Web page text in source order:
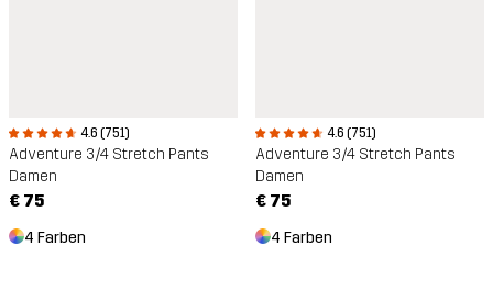
4.6 (751)
Adventure 3/4 Stretch Pants
Damen
€ 75
4 Farben
4.6 (751)
Adventure 3/4 Stretch Pants
Damen
€ 75
4 Farben